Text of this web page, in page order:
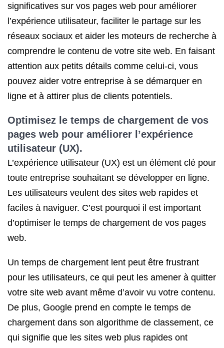
significatives sur vos pages web pour améliorer
l’expérience utilisateur, faciliter le partage sur les
réseaux sociaux et aider les moteurs de recherche à
comprendre le contenu de votre site web. En faisant
attention aux petits détails comme celui-ci, vous
pouvez aider votre entreprise à se démarquer en
ligne et à attirer plus de clients potentiels.
Optimisez le temps de chargement de vos
pages web pour améliorer l’expérience
utilisateur (UX).
L’expérience utilisateur (UX) est un élément clé pour
toute entreprise souhaitant se développer en ligne.
Les utilisateurs veulent des sites web rapides et
faciles à naviguer. C’est pourquoi il est important
d’optimiser le temps de chargement de vos pages
web.
Un temps de chargement lent peut être frustrant
pour les utilisateurs, ce qui peut les amener à quitter
votre site web avant même d’avoir vu votre contenu.
De plus, Google prend en compte le temps de
chargement dans son algorithme de classement, ce
qui signifie que les sites web plus rapides ont